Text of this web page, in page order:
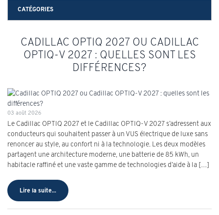
CADILLAC OPTIQ 2027 OU CADILLAC
OPTIQ-V 2027 : QUELLES SONT LES
DIFFÉRENCES?
03 août 2026
Le Cadillac OPTIQ 2027 et le Cadillac OPTIQ-V 2027 s’adressent aux
conducteurs qui souhaitent passer à un VUS électrique de luxe sans
renoncer au style, au confort ni à la technologie. Les deux modèles
partagent une architecture moderne, une batterie de 85 kWh, un
habitacle raffiné et une vaste gamme de technologies d’aide à la […]
Lire la suite...
CATÉGORIES